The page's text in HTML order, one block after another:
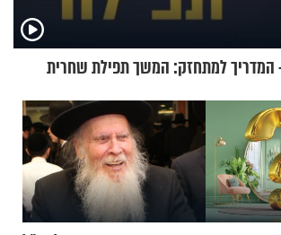
המדריך למתחזק: המשך תפילת שחרית